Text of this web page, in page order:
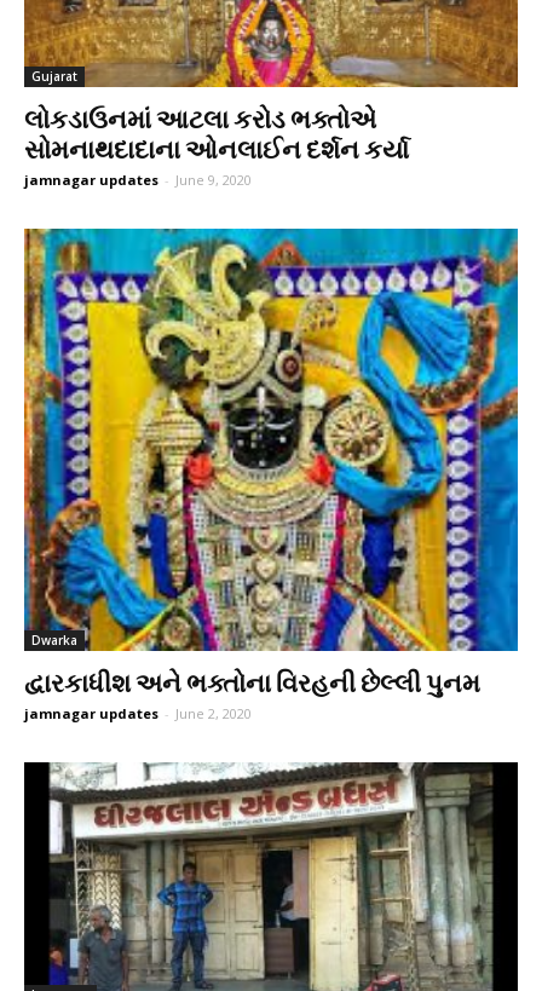
Gujarat
લોકડાઉનમાં આટલા કરોડ ભક્તોએ
સોમનાથદાદાના ઓનલાઈન દર્શન કર્યા
jamnagar updates - June 9, 2020
Dwarka
દ્વારકાધીશ અને ભક્તોના વિરહની છેલ્લી પુનમ
jamnagar updates - June 2, 2020